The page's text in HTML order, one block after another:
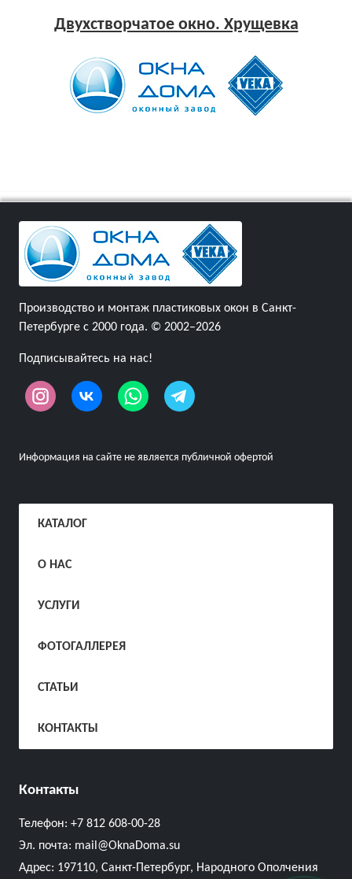
Двухстворчатое окно. Хрущевка
Производство и монтаж пластиковых окон в Санкт-
Петербурге с 2000 года. © 2002–2026
Подписывайтесь на нас!
Информация на сайте не является публичной офертой
КАТАЛОГ
О НАС
УСЛУГИ
ФОТОГАЛЛЕРЕЯ
СТАТЬИ
КОНТАКТЫ
Контакты
Телефон: +7 812 608-00-28
Эл. почта: mail@OknaDoma.su
Адрес: 197110, Санкт-Петербург, Народного Ополчения